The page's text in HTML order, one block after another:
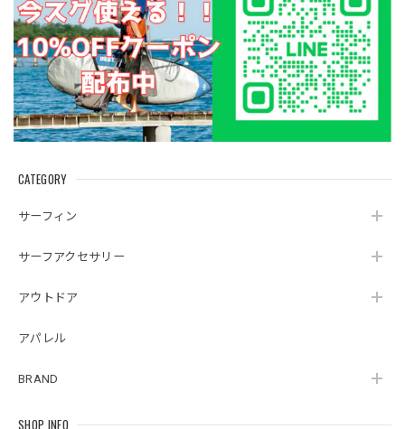
CATEGORY
サーフィン
サーフアクセサリー
アウトドア
アパレル
BRAND
SHOP INFO